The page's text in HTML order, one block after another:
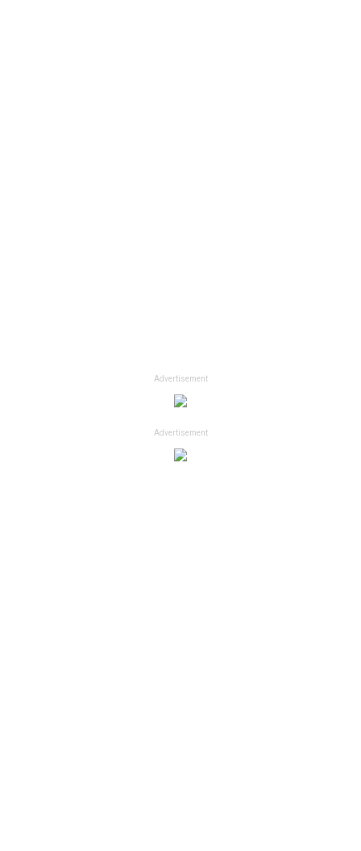
Advertisement
Advertisement